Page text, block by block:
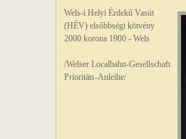
Wels-i Helyi Érdekű Vasút
(HÉV) elsőbbségi kötvény
2000 korona 1900 - Wels
/Welser Localbahn-Gesellschaft
Prioritäts-Anleihe/